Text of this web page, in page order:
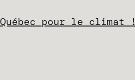
pour le climat !